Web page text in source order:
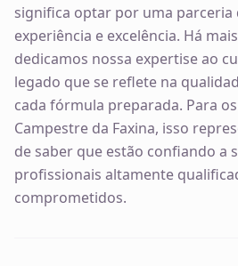
significa optar por uma parceria
experiência e excelência. Há
dedicamos nossa expertise ao
legado que se reflete na
cada fórmula preparada. Para
Campestre da Faxina, isso
de saber que estão confiando a
profissionais altamente
comprometidos.